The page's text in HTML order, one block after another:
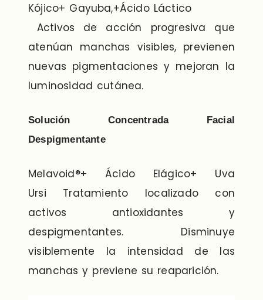
Kójico+ Gayuba,+Ácido Láctico
Activos de acción progresiva que
atenúan manchas visibles, previenen
nuevas pigmentaciones y mejoran la
luminosidad cutánea.
Solución Concentrada Facial
Despigmentante
Melavoid®+ Ácido Elágico+ Uva
Ursi Tratamiento localizado con
activos antioxidantes y
despigmentantes. Disminuye
visiblemente la intensidad de las
manchas y previene su reaparición.